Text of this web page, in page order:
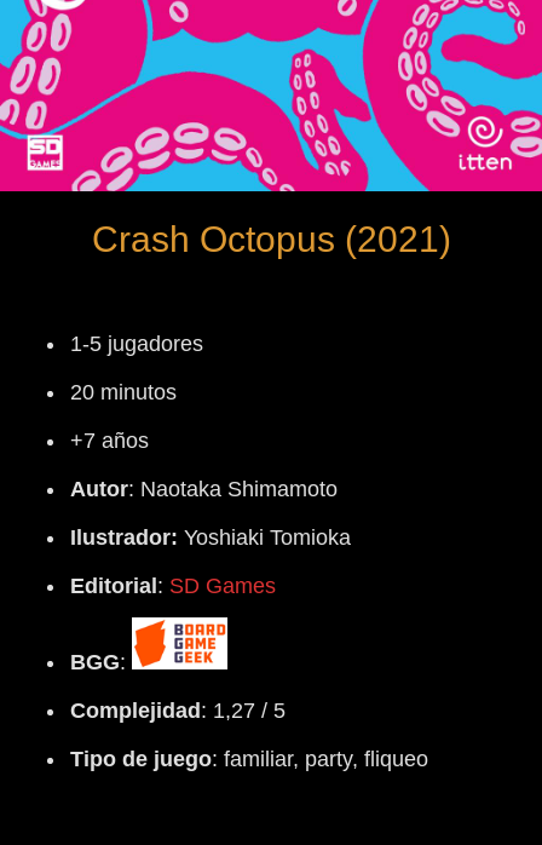
Crash Octopus (2021)
1-5 jugadores
20 minutos
+7 años
Autor: Naotaka Shimamoto
Ilustrador: Yoshiaki Tomioka
Editorial : SD Games
BGG:
Complejidad : 1,27 / 5
Tipo de juego: familiar, party, fliqueo